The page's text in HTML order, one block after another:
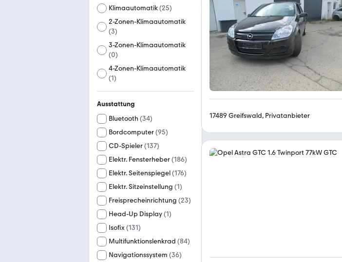
Klimaautomatik(25)
2-Zonen-Klimaautomatik
(3)
3-Zonen-Klimaautomatik
(0)
4-Zonen-Klimaautomatik
(1)
Ausstattung
Bluetooth (34)
Bordcomputer(95)
CD-Spieler(137)
Elektr. Fensterheber(186)
Elektr. Seitenspiegel(176)
Elektr. Sitzeinstellung (1)
Freisprecheinrichtung (23)
Head-Up Display(1)
Isofix(131)
Multifunktionslenkrad (84)
Navigationssystem (36)
17489 Greifswald, Privatanbieter